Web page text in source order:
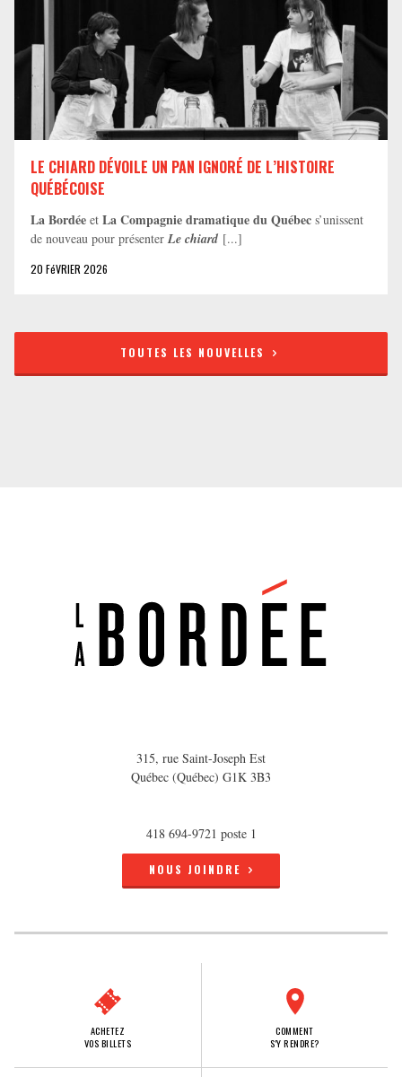
LE CHIARD DÉVOILE UN PAN IGNORÉ DE L’HISTOIRE
QUÉBÉCOISE
La Bordée et La Compagnie dramatique du Québec s’unissent
de nouveau pour présenter Le chiard [...]
20 FéVRIER 2026
TOUTES LES NOUVELLES
315, rue Saint-Joseph Est
Québec (Québec) G1K 3B3
418 694-9721 poste 1
NOUS JOINDRE
ACHETEZ
VOS BILLETS
COMMENT
S'Y RENDRE?